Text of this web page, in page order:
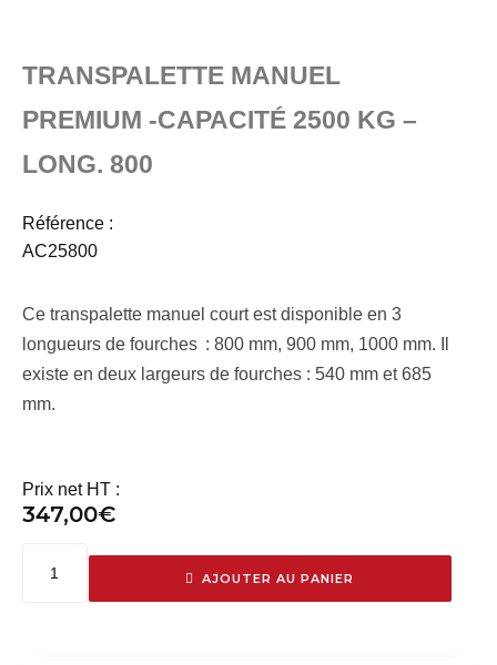
TRANSPALETTE MANUEL
PREMIUM -CAPACITÉ 2500 KG –
LONG. 800
Référence :
AC25800
Ce transpalette manuel court est disponible en 3
longueurs de fourches : 800 mm, 900 mm, 1000 mm. Il
existe en deux largeurs de fourches : 540 mm et 685
mm.
Prix net HT :
347,00€
AJOUTER AU PANIER